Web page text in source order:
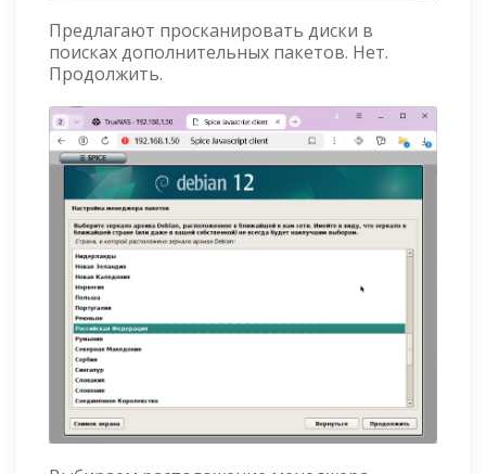
Предлагают просканировать диски в
поисках дополнительных пакетов. Нет.
Продолжить.